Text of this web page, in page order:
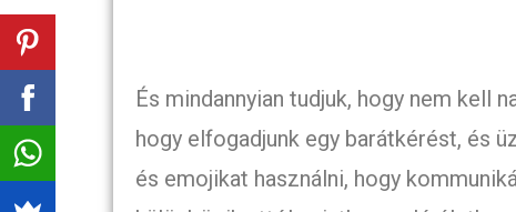
És mindannyian tudjuk, hogy nem kell
hogy elfogadjunk egy barátkérést, és
és emojikat használni, hogy